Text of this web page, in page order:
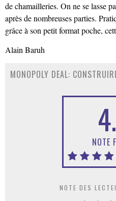
de chamailleries. On ne se lasse
après de nombreuses parties.
grâce à son petit format poche,
Alain Baruh
MONOPOLY DEAL:
NOTE
NOTE DES